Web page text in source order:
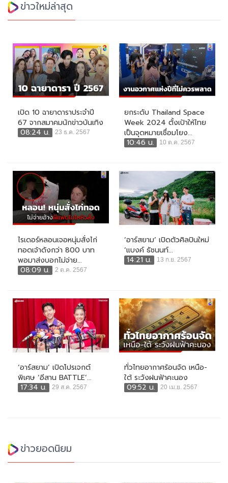
ข่าวใหม่ล่าสุด
เปิด 10 ฉายาดาราประจำปี
67 จากสมาคมนักข่าวบันเทิง
08:24 น.
23 ธ.ค. 2567
ยกระดับ Thailand Space
Week 2024 ตั้งเป้าให้ไทย
เป็นจุดหมายเชื่อมโยง...
10:46 น.
10 ต.ค. 2567
ไรเดอร์หลอนเจอหนุ่มสั่งไก่
ทอดเจ้าดังกว่า 800 บาท
พอมาส่งบอกไม่จ่าย...
08:09 น.
2 ต.ค. 2567
‘อาร์สยาม’ เปิดตัวศิลปินใหม่
‘แบงค์ ธัชนนท์...
14:21 น.
13 ก.ย. 2567
‘อาร์สยาม’ เปิดโปรเจกต์
พิเศษ ‘อีสาน BATTLE’...
17:34 น.
29 ส.ค. 2567
ทั่วไทยอากาศร้อนจัด เหนือ-
ใต้ ระวังฝนฟ้าคะนอง
09:52 น.
20 เม.ย. 2567
ข่าวยอดนิยม